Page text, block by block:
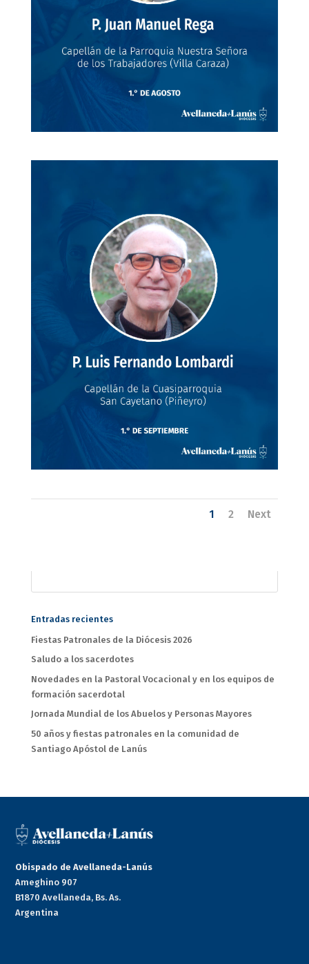
1 2 Next
Entradas recientes
Fiestas Patronales de la Diócesis 2026
Saludo a los sacerdotes
Novedades en la Pastoral Vocacional y en los equipos de
formación sacerdotal
Jornada Mundial de los Abuelos y Personas Mayores
50 años y fiestas patronales en la comunidad de
Santiago Apóstol de Lanús
Obispado de Avellaneda-Lanús
Ameghino 907
B1870 Avellaneda, Bs. As.
Argentina